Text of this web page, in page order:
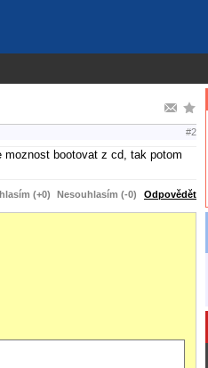
#2
bootovat z cd, tak potom
(+0) Nesouhlasím (-0) Odpovědět